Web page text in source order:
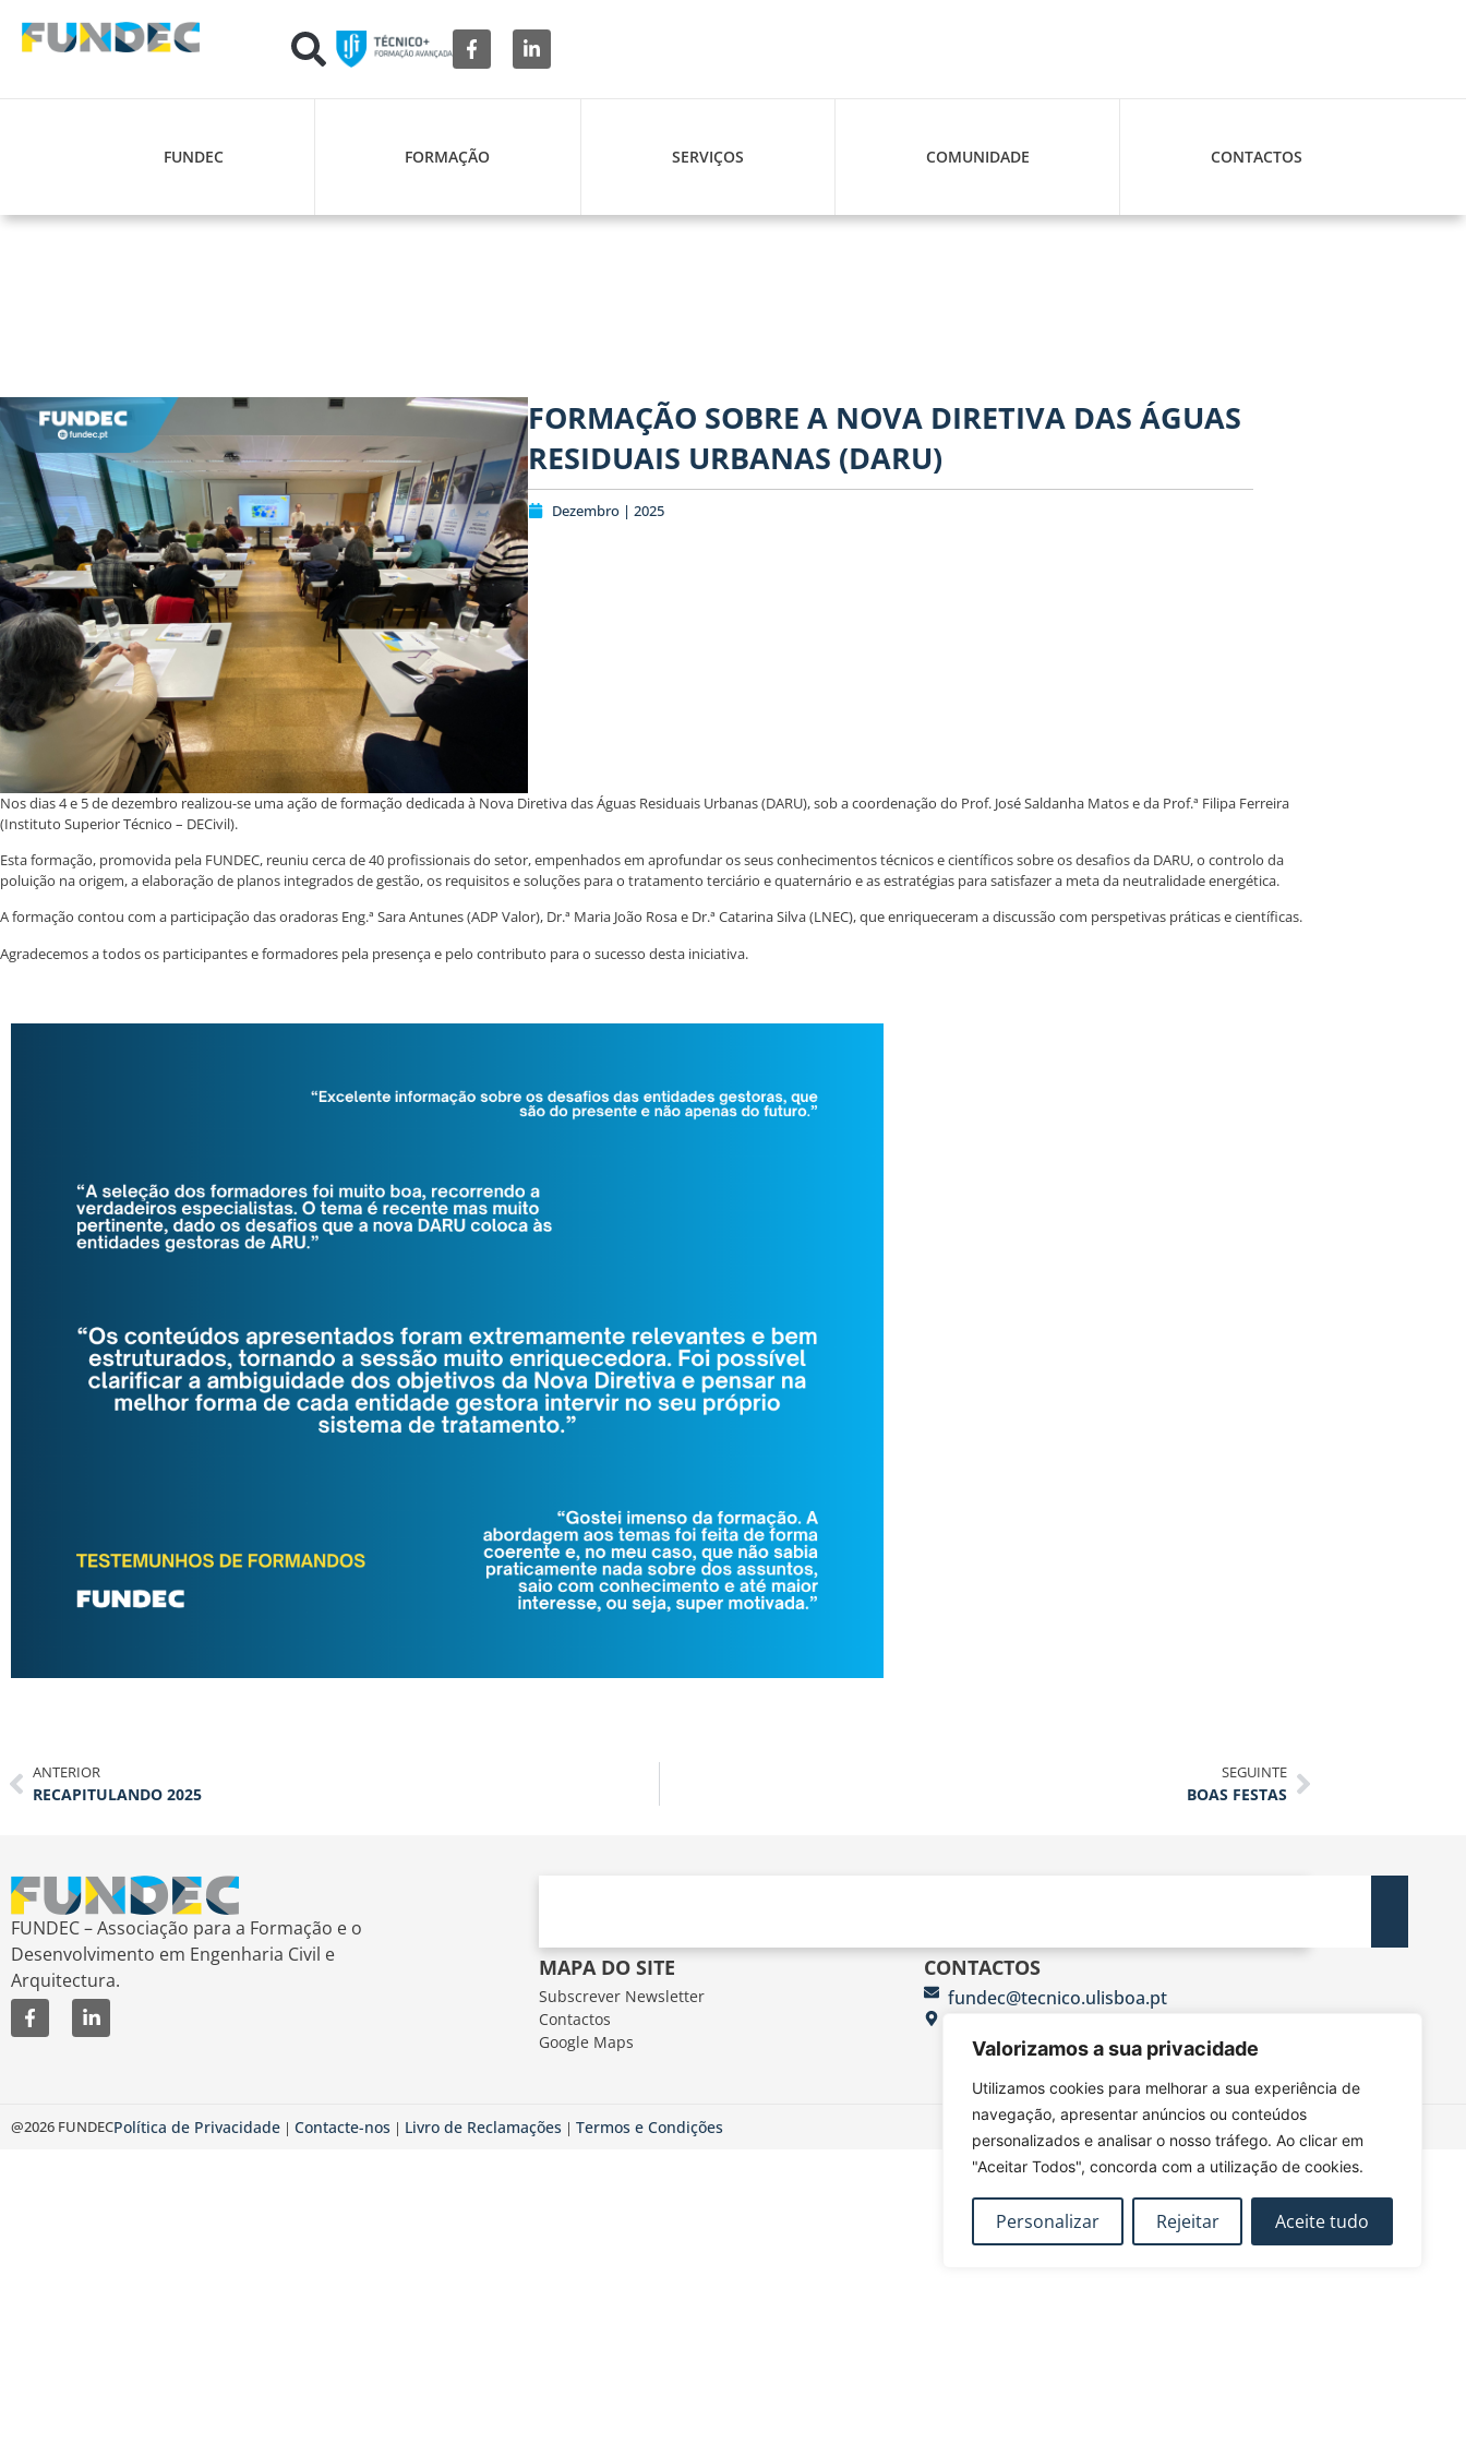
Valorizamos a sua privacidade
Utilizamos cookies para melhorar a sua experiência de
navegação, apresentar anúncios ou conteúdos
personalizados e analisar o nosso tráfego. Ao clicar em
"Aceitar Todos", concorda com a utilização de cookies.
Personalizar Rejeitar Aceite tudo
FUNDEC FORMAÇÃO SERVIÇOS COMUNIDADE CONTACTOS
FORMAÇÃO SOBRE A NOVA DIRETIVA DAS ÁGUAS
RESIDUAIS URBANAS (DARU)
Dezembro | 2025
Nos dias 4 e 5 de dezembro realizou-se uma ação de formação dedicada à Nova Diretiva das Águas Residuais Urbanas (DARU), sob a coordenação do Prof. José Saldanha Matos e da Prof.ª Filipa Ferreira
(Instituto Superior Técnico – DECivil).
Esta formação, promovida pela FUNDEC, reuniu cerca de 40 profissionais do setor, empenhados em aprofundar os seus conhecimentos técnicos e científicos sobre os desafios da DARU, o controlo da
poluição na origem, a elaboração de planos integrados de gestão, os requisitos e soluções para o tratamento terciário e quaternário e as estratégias para satisfazer a meta da neutralidade energética.
A formação contou com a participação das oradoras Eng.ª Sara Antunes (ADP Valor), Dr.ª Maria João Rosa e Dr.ª Catarina Silva (LNEC), que enriqueceram a discussão com perspetivas práticas e científicas.
Agradecemos a todos os participantes e formadores pela presença e pelo contributo para o sucesso desta iniciativa.
ANTERIOR
RECAPITULANDO 2025
SEGUINTE
BOAS FESTAS
FUNDEC – Associação para a Formação e o
Desenvolvimento em Engenharia Civil e
Arquitectura.
MAPA DO SITE
Subscrever Newsletter
Contactos
Google Maps
CONTACTOS
fundec@tecnico.ulisboa.pt
Av. Rovisco Pais, 1049-001 Lisboa
@2026 FUNDECPolítica de Privacidade | Contacte-nos | Livro de Reclamações | Termos e Condições